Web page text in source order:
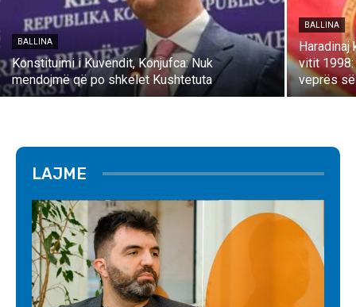
BALLINA
Konstituimi i Kuvendit, Konjufca: Nuk
mendojmë që po shkelet Kushtetuta
BALLINA
Haradinaj
vitit
veprës
LAJME